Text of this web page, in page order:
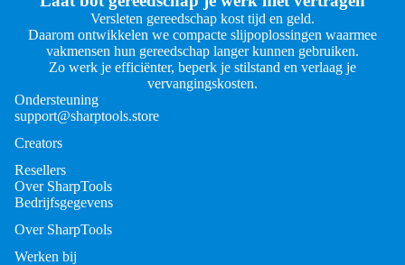
Versleten gereedschap kost tijd en geld.
Daarom ontwikkelen we compacte slijpoplossingen waarmee
vakmensen hun gereedschap langer kunnen gebruiken.
Zo werk je efficiënter, beperk je stilstand en verlaag je
vervangingskosten.
Ondersteuning
support@sharptools.store
Creators
Resellers
Over SharpTools
Bedrijfsgegevens
Over SharpTools
Werken bij